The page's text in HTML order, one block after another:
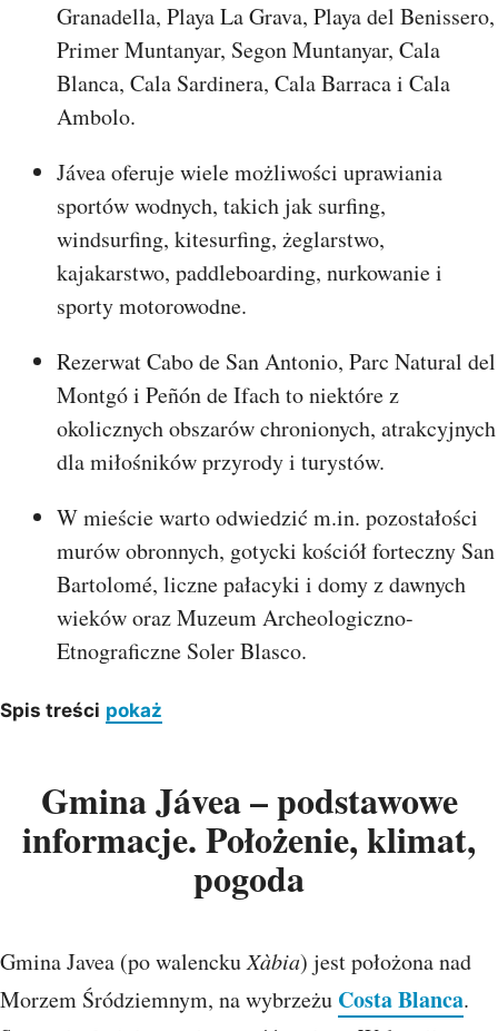
Granadella, Playa La Grava, Playa del Benissero,
Primer Muntanyar, Segon Muntanyar, Cala
Blanca, Cala Sardinera, Cala Barraca i Cala
Ambolo.
Jávea oferuje wiele możliwości uprawiania
sportów wodnych, takich jak surfing,
windsurfing, kitesurfing, żeglarstwo,
kajakarstwo, paddleboarding, nurkowanie i
sporty motorowodne.
Rezerwat Cabo de San Antonio, Parc Natural del
Montgó i Peñón de Ifach to niektóre z
okolicznych obszarów chronionych, atrakcyjnych
dla miłośników przyrody i turystów.
W mieście warto odwiedzić m.in. pozostałości
murów obronnych, gotycki kościół forteczny San
Bartolomé, liczne pałacyki i domy z dawnych
wieków oraz Muzeum Archeologiczno-
Etnograficzne Soler Blasco.
Spis treści pokaż
Gmina Jávea – podstawowe
informacje. Położenie, klimat,
pogoda
Gmina Javea (po walenckuXàbia) jest położona nad
Morzem Śródziemnym, na wybrzeżu Costa Blanca.